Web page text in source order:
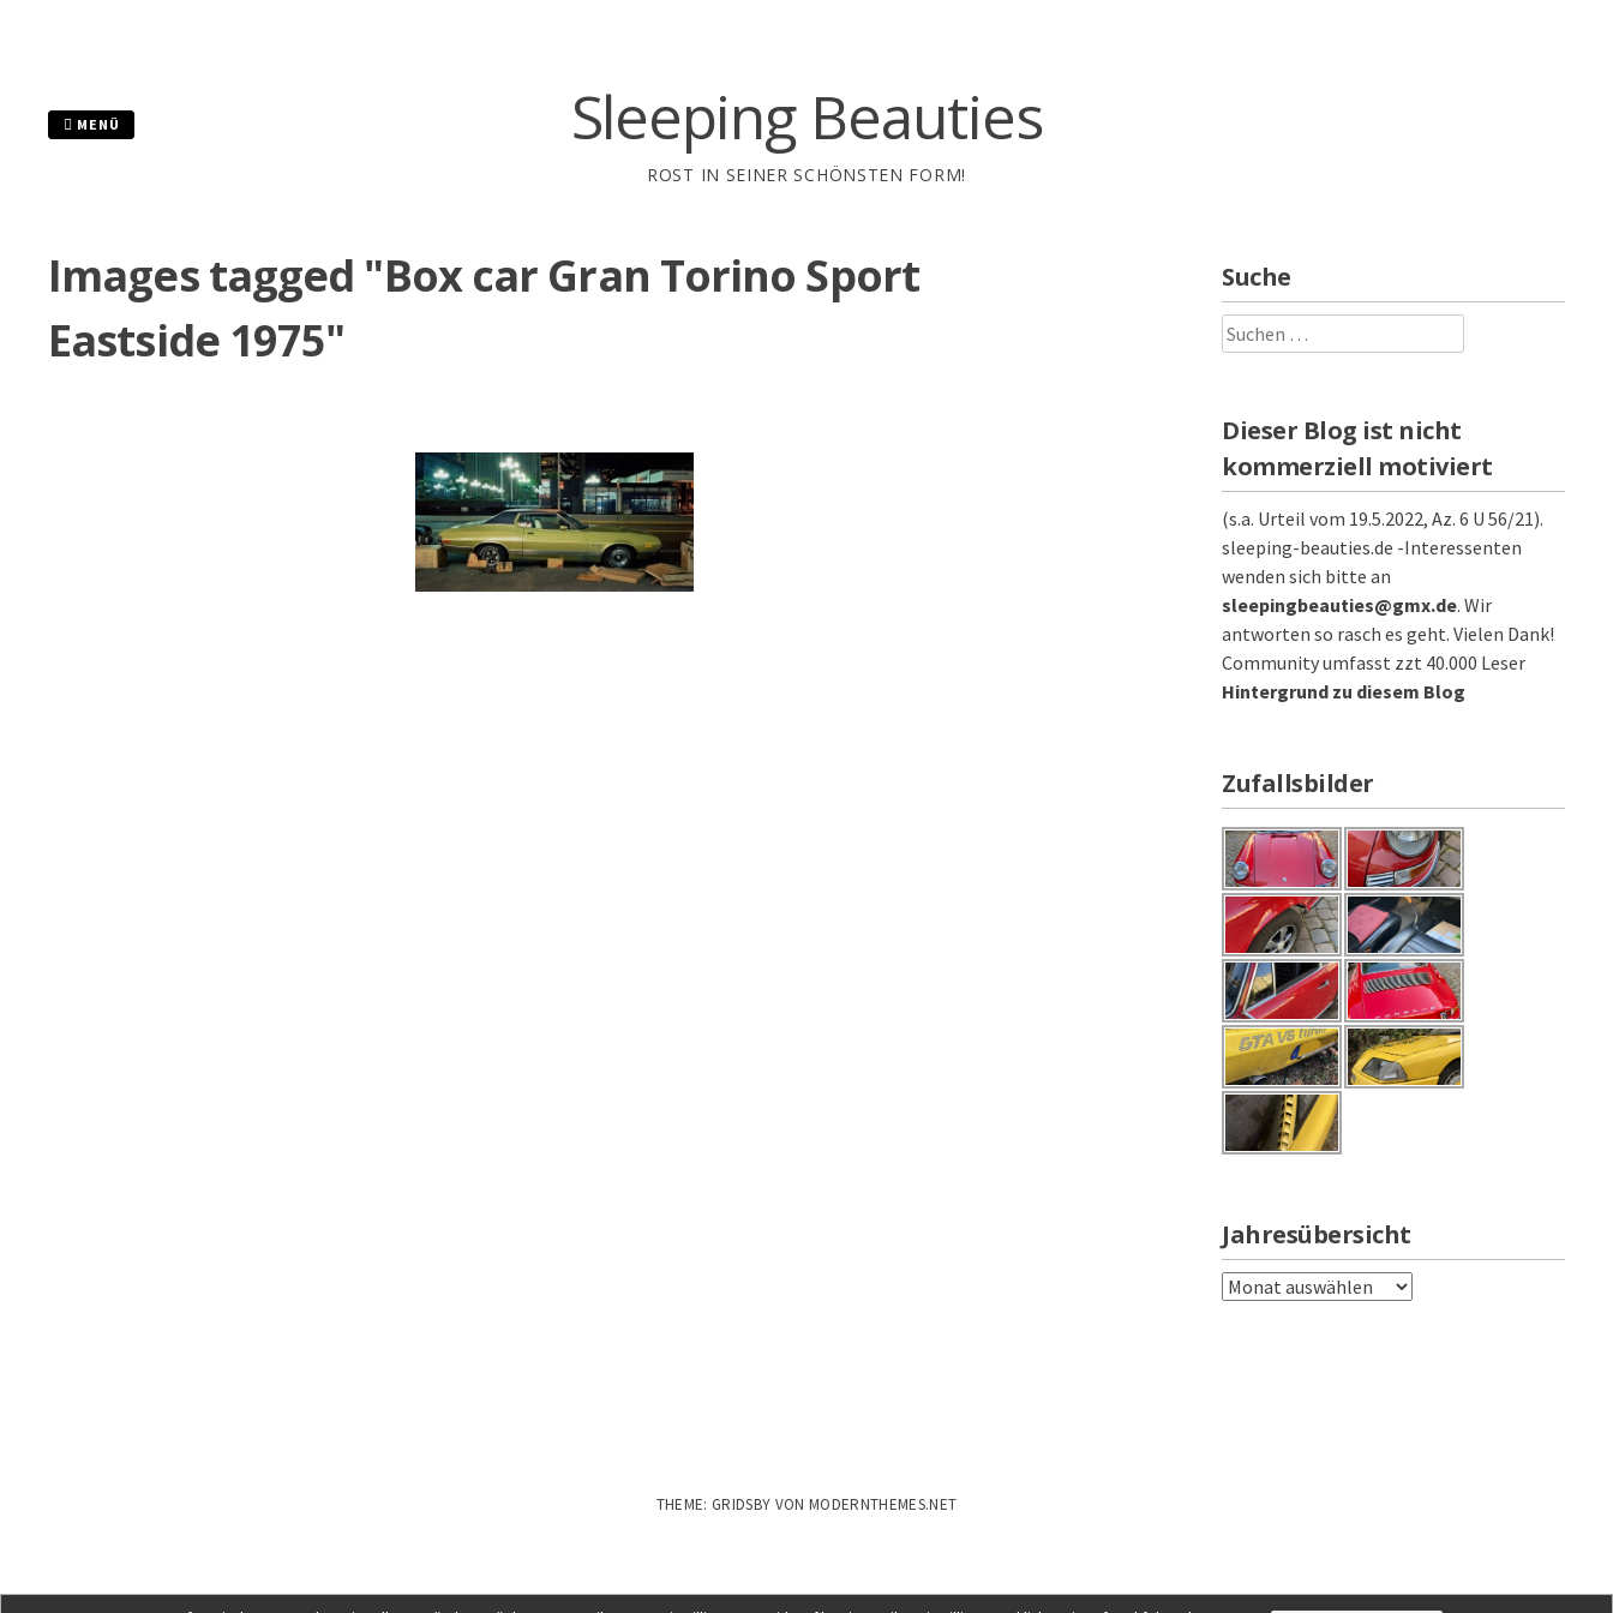
Sleeping Beauties
ROST IN SEINER SCHÖNSTEN FORM!
MENÜ
Images tagged "Box car Gran Torino Sport
Eastside 1975"
Suche
Suchen
nach:
Dieser Blog ist nicht
kommerziell motiviert
(s.a. Urteil vom 19.5.2022, Az. 6 U 56/21).
sleeping-beauties.de -Interessenten
wenden sich bitte an
sleepingbeauties@gmx.de. Wir
antworten so rasch es geht. Vielen Dank!
Community umfasst zzt 40.000 Leser
Hintergrund zu diesem Blog
Zufallsbilder
Jahresübersicht
Jahresübersicht
THEME: GRIDSBY VON MODERNTHEMES.NET